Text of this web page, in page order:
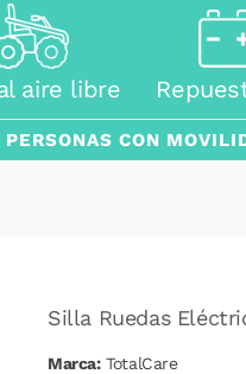
aire libre
CON
Silla Ruedas
Marca: TotalCare